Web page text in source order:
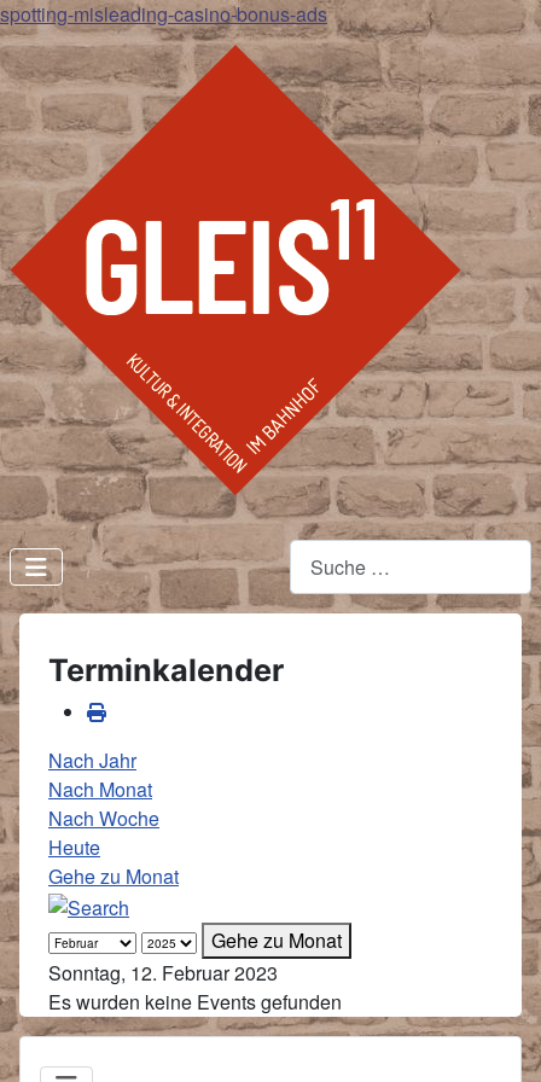
spotting-misleading-casino-bonus-ads
Terminkalender
Nach Jahr
Nach Monat
Nach Woche
Heute
Gehe zu Monat
Gehe zu Monat
Sonntag, 12. Februar 2023
Es wurden keine Events gefunden